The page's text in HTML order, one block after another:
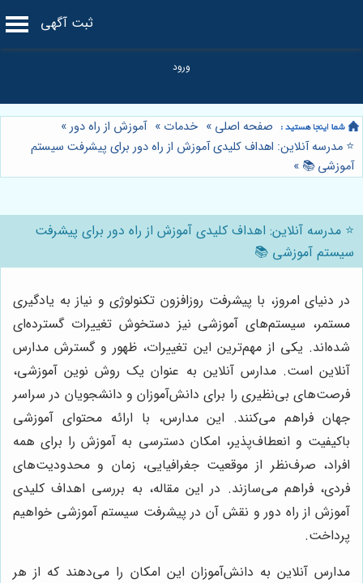
ثبت آگهی
صفحه اصلی » خدمات » آموزش از راه دور»
⭐️ مدرسه آنلاین: اهداف کلیدی آموزش از راه دور برای پیشرفت سیستم
آموزشی 📚 »
⭐️ مدرسه آنلاین: اهداف کلیدی آموزش از راه دور برای پیشرفت
سیستم آموزشی 📚
در دنیای امروز، با پیشرفت روزافزون تکنولوژی و نیاز به یادگیری
مستمر، سیستم‌های آموزشی نیز دستخوش تغییرات گسترده‌ای
شده‌اند. یکی از مهم‌ترین این تغییرات، ظهور و گسترش مدارس
آنلاین است. مدارس آنلاین به عنوان یک روش نوین آموزشی،
فرصت‌های بی‌نظیری را برای دانش‌آموزان و دانشجویان در سراسر
جهان فراهم می‌کنند. این مدارس، با ارائه محتوای آموزشی
باکیفیت و انعطاف‌پذیر، امکان دسترسی به آموزش را برای همه
افراد، صرف‌نظر از موقعیت جغرافیایی، زمان و محدودیت‌های
فردی، فراهم می‌سازند. در این مقاله، به بررسی اهداف کلیدی
آموزش از راه دور و نقش آن در پیشرفت سیستم آموزشی خواهیم
پرداخت.
مدارس آنلاین به دانش‌آموزان این امکان را می‌دهند که از هر